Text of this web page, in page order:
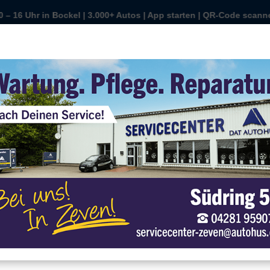
Code scannen | Wunschauto sichern | kaufen oder
Autos | App starten | QR-Code scannen | Wunschauto
Tag | 10 – 16 Uhr in Bockel | 3.000+ Autos | App starten | QR-
Sonntag ist Auto-Tag | 10 – 16 Uhr in Bockel |
Fahrzeugsuche
Finde dein
Marke
verwenden Cookies
können diese zur Analyse unserer Besucherdaten platzieren, um unsere
zu verbessern, personalisierte Inhalte anzuzeigen und Ihnen ein
Website-Erlebnis zu bieten. Für weitere Informationen zu den von
verwendeten Cookies öffnen Sie die Einstellungen.
Einstellungen
Datenschutz Impressum